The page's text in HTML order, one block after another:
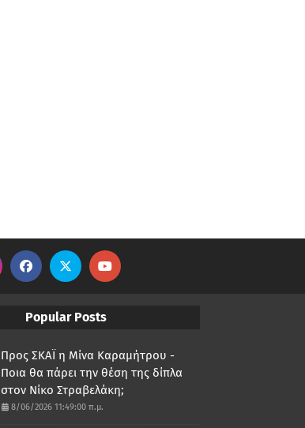
Popular Posts
Προς ΣΚΑΪ η Μίνα Καραμήτρου -
Ποια θα πάρει την θέση της δίπλα
στον Νίκο Στραβελάκη;
8/06/2026 11:49:00 π.μ.